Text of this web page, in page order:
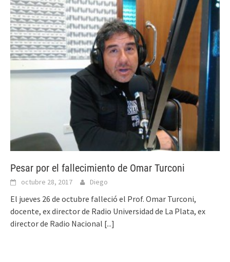
Pesar por el fallecimiento de Omar Turconi
octubre 28, 2017 Diego
El jueves 26 de octubre falleció el Prof. Omar Turconi,
docente, ex director de Radio Universidad de La Plata, ex
director de Radio Nacional [...]